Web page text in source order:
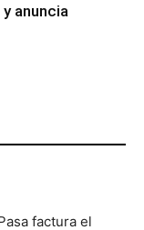
anuncia
factura el